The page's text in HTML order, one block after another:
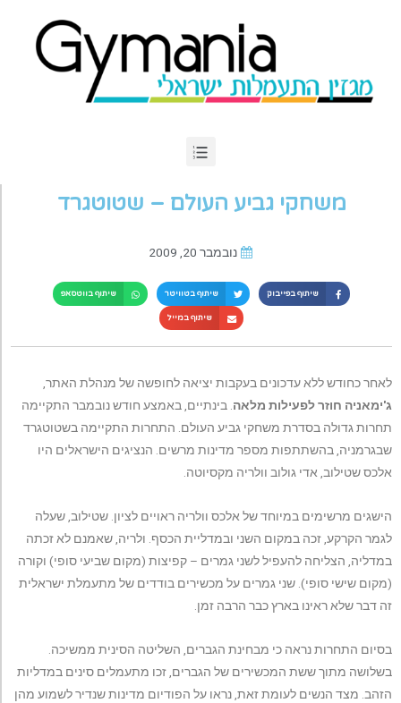
משחקי גביע העולם – שטוטגרד
נובמבר 20, 2009
שיתוף בפייבוק שיתוף בטוויטר שיתוף בווטסאפ
שיתוף במייל
לאחר כחודש ללא עדכונים בעקבות יציאה לחופשה של מנהלת האתר,
ג'ימאניה חוזר לפעילות מלאה. בינתיים, באמצע חודש נובמבר התקיימה
תחרות גדולה בסדרת משחקי גביע העולם. התחרות התקיימה בשטוטגרד
שבגרמניה, בהשתתפות מספר מדינות מרשים. הנציגים הישראלים היו
אלכס שטילוב, אדי גולוב וולריה מקסיוטה.
הישגים מרשימים במיוחד של אלכס וולריה ראויים לציון. שטילוב, שעלה
לגמר הקרקע, זכה במקום השני ובמדליית הכסף. ולריה, שאמנם לא זכתה
במדליה, הצליחה להעפיל לשני גמרים – קפיצות (מקום שביעי סופי) וקורה
(מקום שישי סופי). שני גמרים על מכשירים בודדים של מתעמלת ישראלית
זה דבר שלא ראינו בארץ כבר הרבה זמן.
בסיום התחרות נראה כי מבחינת הגברים, השליטה הסינית ממשיכה.
בשלושה מתוך ששת המכשירים של הגברים, זכו מתעמלים סינים במדליות
הזהב. מצד הנשים לעומת זאת, נראו על הפודיום מדינות שנדיר לשמוע מהן